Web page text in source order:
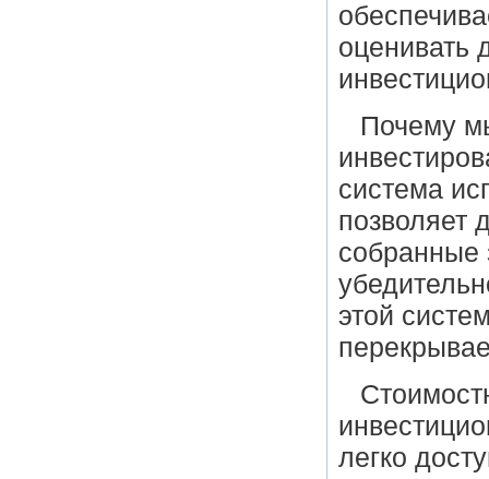
оценивать
Почему
система
позволяет
собранные
этой
легко